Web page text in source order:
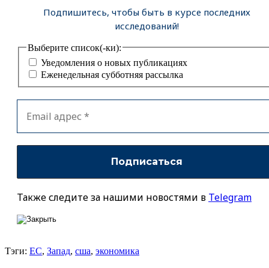
Подпишитесь, чтобы быть в курсе последних
исследований!
Выберите список(-ки):
Уведомления о новых публикациях
Еженедельная субботняя рассылка
Также следите за нашими новостями в Telegram
Тэги: ЕС, Запад, сша, экономика